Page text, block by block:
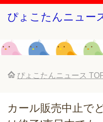
ぴょこたんニュー
ぴょこたんニュース
カール販売中止で